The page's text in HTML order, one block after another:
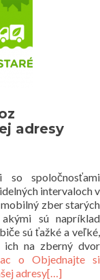
adresy
so spoločnosťami
intervaloch v
zber starých
sú napríklad
sú ťažké a veľké,
ich na zberný dvor
o Objednajte si
adresy[…]